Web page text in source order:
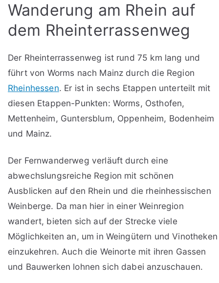
Wanderung am Rhein auf
dem Rheinterrassenweg
Der Rheinterrassenweg ist rund 75 km lang und
führt von Worms nach Mainz durch die Region
Rheinhessen. Er ist in sechs Etappen unterteilt mit
diesen Etappen-Punkten: Worms, Osthofen,
Mettenheim, Guntersblum, Oppenheim, Bodenheim
und Mainz.
Der Fernwanderweg verläuft durch eine
abwechslungsreiche Region mit schönen
Ausblicken auf den Rhein und die rheinhessischen
Weinberge. Da man hier in einer Weinregion
wandert, bieten sich auf der Strecke viele
Möglichkeiten an, um in Weingütern und Vinotheken
einzukehren. Auch die Weinorte mit ihren Gassen
und Bauwerken lohnen sich dabei anzuschauen.